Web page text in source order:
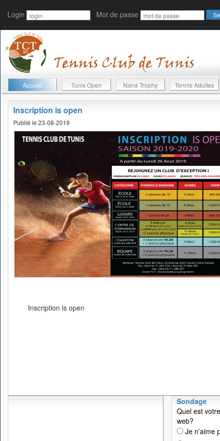
Login Mot de passe
Accueil Tunis Open Nana Trophy Tennis Adultes
Inscription is open
Publié le 23-08-2019
Inscription is open
Sondage
Quel est
web?
Je n'aime